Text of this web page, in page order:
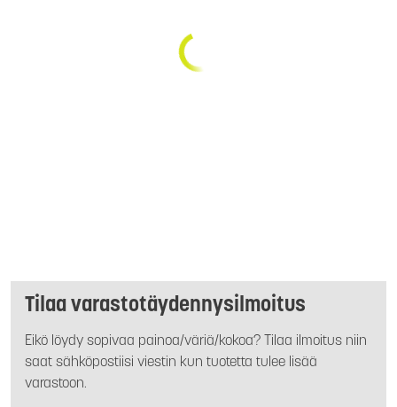
Tilaa varastotäydennysilmoitus
Eikö löydy sopivaa painoa/väriä/kokoa? Tilaa ilmoitus niin
saat sähköpostiisi viestin kun tuotetta tulee lisää
varastoon.